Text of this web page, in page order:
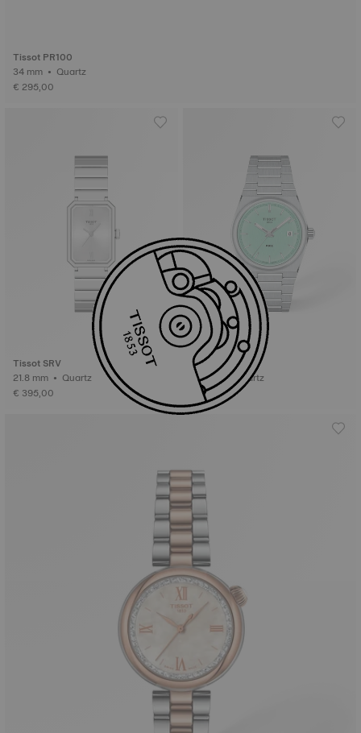
Tissot PR100
34 mm • Quartz
€ 295,00
Tissot SRV
21.8 mm • Quartz
€ 395,00
Tissot PRX
35 mm • Quartz
€ 395,00